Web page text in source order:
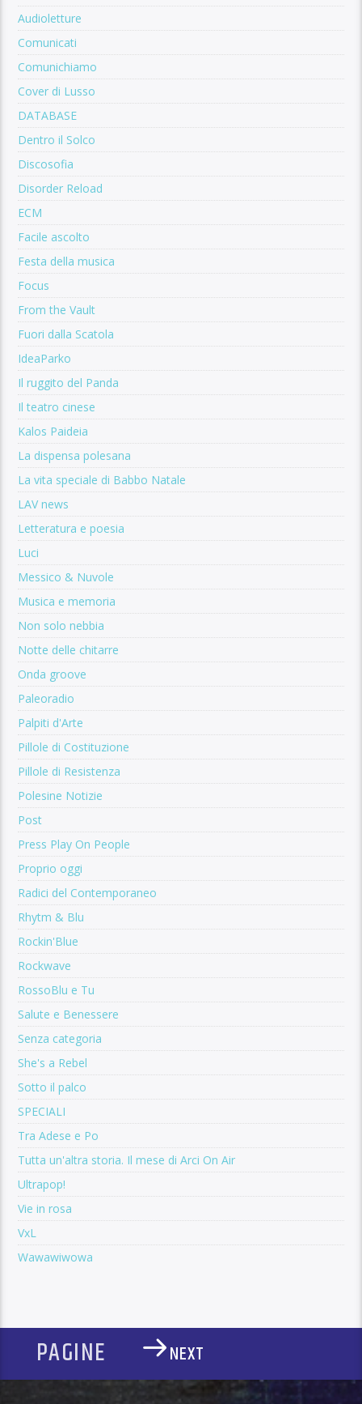
Audioletture
Comunicati
Comunichiamo
Cover di Lusso
DATABASE
Dentro il Solco
Discosofia
Disorder Reload
ECM
Facile ascolto
Festa della musica
Focus
From the Vault
Fuori dalla Scatola
IdeaParko
Il ruggito del Panda
Il teatro cinese
Kalos Paideia
La dispensa polesana
La vita speciale di Babbo Natale
LAV news
Letteratura e poesia
Luci
Messico & Nuvole
Musica e memoria
Non solo nebbia
Notte delle chitarre
Onda groove
Paleoradio
Palpiti d'Arte
Pillole di Costituzione
Pillole di Resistenza
Polesine Notizie
Post
Press Play On People
Proprio oggi
Radici del Contemporaneo
Rhytm & Blu
Rockin'Blue
Rockwave
RossoBlu e Tu
Salute e Benessere
Senza categoria
She's a Rebel
Sotto il palco
SPECIALI
Tra Adese e Po
Tutta un'altra storia. Il mese di Arci On Air
Ultrapop!
Vie in rosa
VxL
Wawawiwowa
PAGINE NEXT